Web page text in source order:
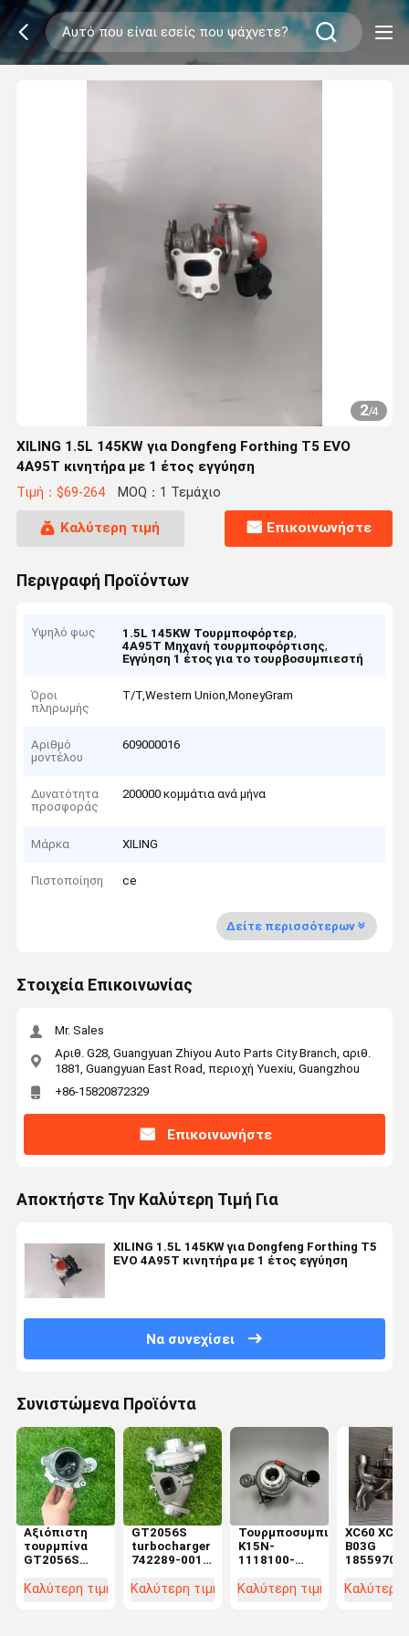
2/4
XILING 1.5L 145KW για Dongfeng Forthing T5 EVO
4A95T κινητήρα με 1 έτος εγγύηση
Τιμή：$69-264 MOQ：1 Τεμάχιο
Καλύτερη τιμή Επικοινωνήστε
Περιγραφή Προϊόντων
Υψηλό φως 1.5L 145KW Τουρμποφόρτερ,
4A95T Μηχανή τουρμποφόρτισης,
Εγγύηση 1 έτος για το τουρβοσυμπιεστή
Όροι
πληρωμής
T/T,Western Union,MoneyGram
Αριθμό
μοντέλου
609000016
Δυνατότητα
προσφοράς
200000 κομμάτια ανά μήνα
Μάρκα XILING
Πιστοποίηση ce
Δείτε περισσότερων
Στοιχεία Επικοινωνίας
Mr. Sales
Αριθ. G28, Guangyuan Zhiyou Auto Parts City Branch, αριθ.
1881, Guangyuan East Road, περιοχή Yuexiu, Guangzhou
+86-15820872329
Επικοινωνήστε
Αποκτήστε Την Καλύτερη Τιμή Για
XILING 1.5L 145KW για Dongfeng Forthing T5
EVO 4A95T κινητήρα με 1 έτος εγγύηση
Να συνεχίσει
Συνιστώμενα Προϊόντα
Αξιόπιστη
τουρμπίνα
GT2056S
5005S
Καλύτερη τιμή
GT2056S
turbocharger
742289-001
SsangYong
Καλύτερη τιμή
Τουρμποσυμπιεστή
K15N-
1118100-
6377580
Καλύτερη τιμή
XC60 XC90
B03G
Billet για
Καλύτερη